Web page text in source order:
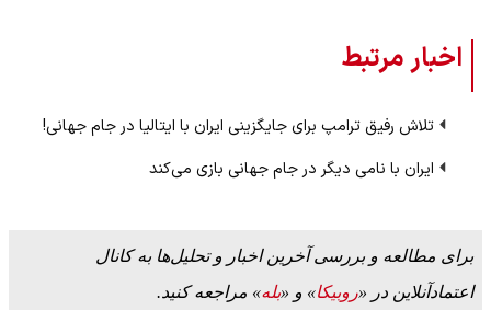
اخبار مرتبط
تلاش رفیق ترامپ برای جایگزینی ایران با ایتالیا در جام جهانی!
ایران با نامی دیگر در جام جهانی بازی می‌کند
برای مطالعه و بررسی آخرین اخبار و تحلیل‌ها به کانال
اعتمادآنلاین در «روبیکا» و «بله» مراجعه کنید.